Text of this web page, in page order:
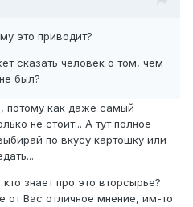
это приводит?
сказать человек о том, чем
был?
потому как даже самый
не стоит... А тут полное
по вкусу картошку или
знает про это вторсырье?
Вас отличное мнение, им-то